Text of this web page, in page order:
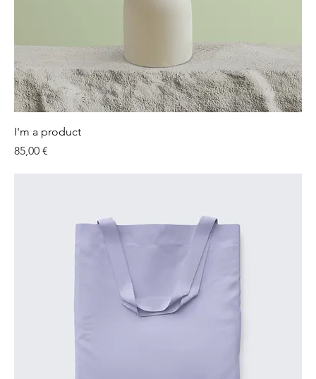
I'm a product
Preis
85,00 €